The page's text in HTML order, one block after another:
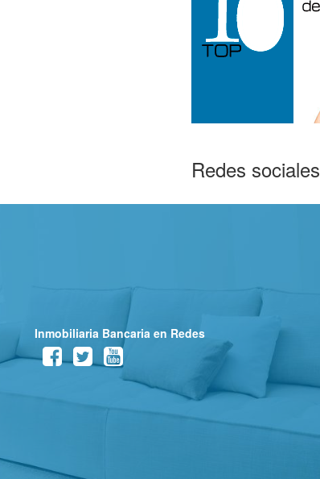
Redes sociales
Inmobiliaria Bancaria en Redes